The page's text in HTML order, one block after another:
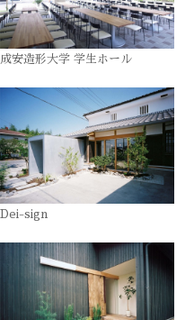
成安造形大学 学生ホール
Dei-sign